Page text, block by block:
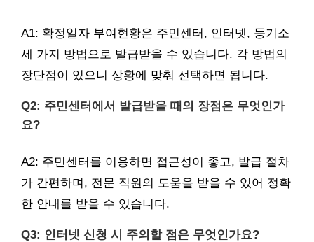
A1: 확정일자 부여현황은 주민센터, 인터넷, 등기소
세 가지 방법으로 발급받을 수 있습니다. 각 방법의
장단점이 있으니 상황에 맞춰 선택하면 됩니다.
Q2: 주민센터에서 발급받을 때의 장점은 무엇인가
요?
A2: 주민센터를 이용하면 접근성이 좋고, 발급 절차
가 간편하며, 전문 직원의 도움을 받을 수 있어 정확
한 안내를 받을 수 있습니다.
Q3: 인터넷 신청 시 주의할 점은 무엇인가요?